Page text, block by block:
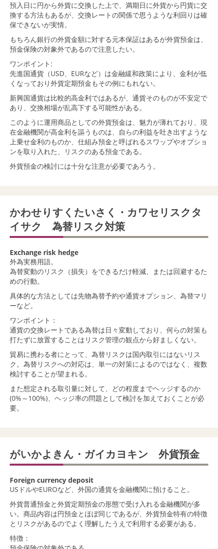
預入日に円から外貨に交換した上で、満期日に外貨から円貨に交
換する方法もあるが、交換レートの関係で思うような利回りは確
保できないが実情。
もちろん銀行の外貨金額に対する元本保証はあるが外貨預金は、
預金保険の対象外であるので注意したい。
ワンポイント:
先進国通貨（USD、EURなど）は金融緩和政策により、金利が低
くなっており外貨定期預金もその例にもれない。
新興国通貨は比較的高金利ではあるが、通貨そのものが不安定で
あり、交換相場が乱高下する可能性がある。
このように運用商品としての外貨預金は、魅力が薄れており、現
在金融機関が高金利を謳うものは、自らの利益を吐き出すような
上乗せ金利のものか、仕組み預金と呼ばれるスワップやオプショ
ンを取り入れた、リスクのある預金である。
外貨預金の検討には十分な注意が必要であろう。
かわせりすくたいさく・カワセリスクタ
イサク 為替リスク対策
Exchange risk hedge
外為実務用語。
為替変動のリスク（損失）をできるだけ軽減、または回避するた
めの行動。
具体的な方法としては先物為替予約や通貨オプション、為替マリ
ーなど。
ワンポイント：
通貨の交換レートである為替は日々変動しており、何らの対策も
打たずに放置することはリスク管理の観点から好ましくない。
貿易に携わる者にとって、為替リスクは国内取引にはないリス
ク。為替リスクへの対応は、単一の対策によるのではなく、複数
検討することが望まれる。
また想定される取引量に対して、どの程度までヘッジするのか
(0%～100%)、ヘッジ率の問題として検討を加えておくことが必
要。
がいかよきん・ガイカヨキン 外貨預金
Foreign currency deposit
USドルやEUROなど、外国の通貨を金融機関に預けること。
外貨普通預金と外貨定期預金の形態で受け入れる金融機関が多
い。商品内容は円預金とほぼ同じであるが、外貨預金特有の特徴
とリスクがあるのでよく理解したうえで利用する必要がある。
特徴：